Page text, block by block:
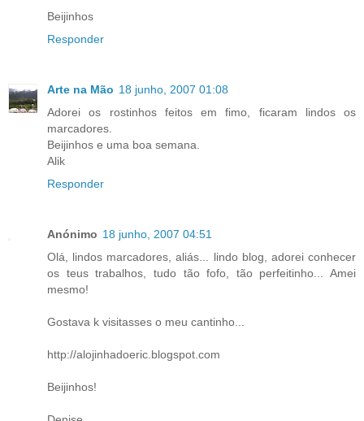
Beijinhos
Responder
Arte na Mão 18 junho, 2007 01:08
Adorei os rostinhos feitos em fimo, ficaram lindos os
marcadores.
Beijinhos e uma boa semana.
Alik
Responder
Anónimo 18 junho, 2007 04:51
Olá, lindos marcadores, aliás... lindo blog, adorei conhecer
os teus trabalhos, tudo tão fofo, tão perfeitinho... Amei
mesmo!
Gostava k visitasses o meu cantinho...
http://alojinhadoeric.blogspot.com
Beijinhos!